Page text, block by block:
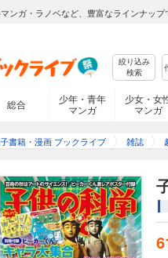
ンガ・ラノベなど、豊富なラインナップ
絞り込み
検索
総合
少年・青年
マンガ
少女・女
マンガ
書籍・漫画 ブックライブ 雑誌